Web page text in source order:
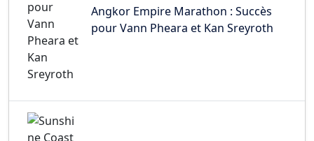
Angkor Empire Marathon : Succès
pour Vann Pheara et Kan Sreyroth